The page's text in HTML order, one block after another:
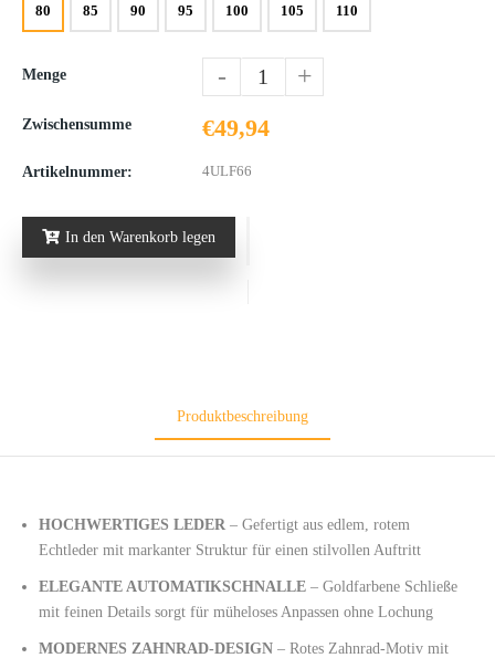
80 85 90 95 100 105 110
Menge - +
Zwischensumme €49,94
Artikelnummer: 4ULF66
In den Warenkorb legen
Produktbeschreibung
HOCHWERTIGES LEDER – Gefertigt aus edlem, rotem
Echtleder mit markanter Struktur für einen stilvollen Auftritt
ELEGANTE AUTOMATIKSCHNALLE – Goldfarbene Schließe
mit feinen Details sorgt für müheloses Anpassen ohne Lochung
MODERNES ZAHNRAD-DESIGN – Rotes Zahnrad-Motiv mit